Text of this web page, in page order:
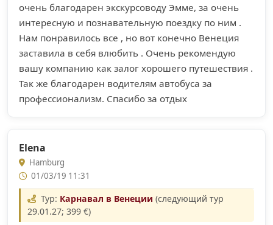
очень благодарен экскурсоводу Эмме, за очень
интересную и познавательную поездку по ним .
Нам понравилось все , но вот конечно Венеция
заставила в себя влюбить . Очень рекомендую
вашу компанию как залог хорошего путешествия .
Так же благодарен водителям автобуса за
профессионализм. Спасибо за отдых
Elena
Hamburg
01/03/19 11:31
Тур: Карнавал в Венеции (следующий тур
29.01.27; 399 €)